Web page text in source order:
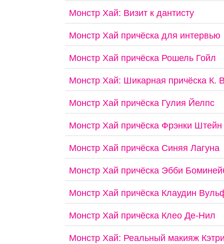
Монстр Хай: Визит к дантисту
Монстр Хай причёска для интервью
Монстр Хай причёска Рошель Гойл
Монстр Хай: Шикарная причёска К.
Монстр Хай причёска Гулия Йелпс
Монстр Хай причёска Фрэнки Штейн
Монстр Хай причёска Синяя Лагуна
Монстр Хай причёска Эбби
Монстр Хай причёска Клаудин
Монстр Хай причёска Клео Де-Нил
Монстр Хай: Реальный макияж